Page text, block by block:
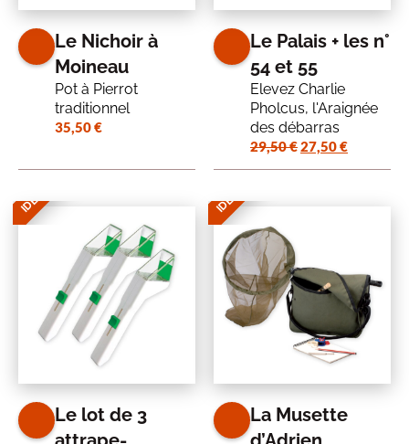
Le Nichoir à
Moineau
Pot à Pierrot
traditionnel
35,50€
Le Palais + les n°
54 et 55
Elevez Charlie
Pholcus, l'Araignée
des débarras
29,50€Le
27,50€Le
IDÉE CADEAU
Le lot de 3
IDÉE CADEAU
La Musette